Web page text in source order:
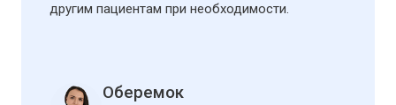
другим пациентам при необходимости.
Оберемок